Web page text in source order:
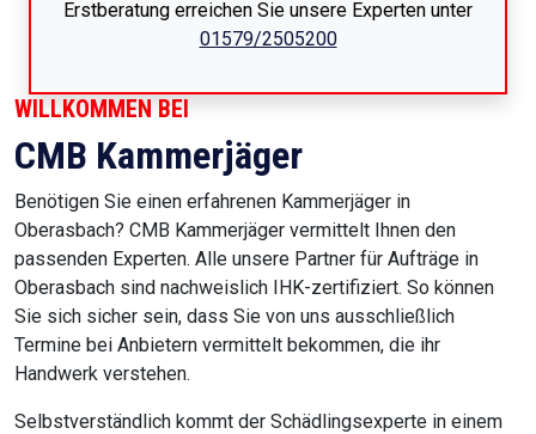
Erstberatung erreichen Sie unsere Experten unter
01579/2505200
WILLKOMMEN BEI
CMB Kammerjäger
Benötigen Sie einen erfahrenen Kammerjäger in
Oberasbach? CMB Kammerjäger vermittelt Ihnen den
passenden Experten. Alle unsere Partner für Aufträge in
Oberasbach sind nachweislich IHK-zertifiziert. So können
Sie sich sicher sein, dass Sie von uns ausschließlich
Termine bei Anbietern vermittelt bekommen, die ihr
Handwerk verstehen.
Selbstverständlich kommt der Schädlingsexperte in einem